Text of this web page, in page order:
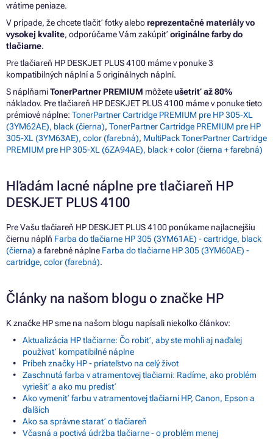
vrátime peniaze.
V prípade, že chcete tlačiť fotky aleboreprezentačné materiály vo
vysokej kvalite, odporúčame Vám zakúpiť originálne farby do
tlačiarne.
Pre tlačiareň HP DESKJET PLUS 4100 máme v ponuke 3
kompatibilných náplní a 5 originálnych náplní.
S náplňamiTonerPartner PREMIUM môžeteušetriť až 80%
nákladov. Pre tlačiareň HP DESKJET PLUS 4100 máme v ponuke tieto
prémiové náplne: TonerPartner Cartridge PREMIUM pre HP 305-XL
(3YM62AE), black (čierna), TonerPartner Cartridge PREMIUM pre HP
305-XL (3YM63AE), color (farebná), MultiPack TonerPartner Cartridge
PREMIUM pre HP 305-XL (6ZA94AE), black + color (čierna + farebná)
Hľadám lacné náplne pre tlačiareň HP
DESKJET PLUS 4100
Pre Vašu tlačiareň HP DESKJET PLUS 4100 ponúkame najlacnejšiu
čiernu náplň Farba do tlačiarne HP 305 (3YM61AE) - cartridge, black
(čierna) a farebné náplne Farba do tlačiarne HP 305 (3YM60AE) -
cartridge, color (farebná).
Články na našom blogu o značke HP
K značke HP sme na našom blogu napísali niekoľko článkov:
Aktualizácia HP tlačiarne: Čo robiť, aby ste mohli aj naďalej
používať kompatibilné náplne
Príbeh značky HP - priateľstvo na celý život
Zaschnutá farba v atramentovej tlačiarni: Radíme, ako problém
vyriešiť a ako mu predísť
Ako vymeniť farbu v atramentovej tlačiarni HP, Canon, Epson a
ďalších
Ako sa správne starať o tlačiareň
Včasná a poctivá údržba tlačiarne - o problém menej